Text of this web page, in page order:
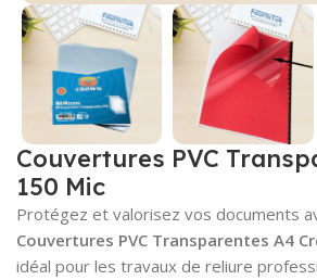
Couvertures PVC
150 Mic
Protégez et valorisez vos documents
Couvertures PVC Transparentes A4
idéal pour les travaux de reliure